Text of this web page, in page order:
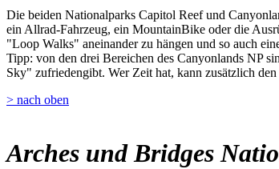
Die beiden Nationalparks Capitol Reef und
ein Allrad-Fahrzeug, ein MountainBike oder die
"Loop Walks" aneinander zu hängen und so auch
Tipp: von den drei Bereichen des Canyonlands NP
Sky" zufriedengibt. Wer Zeit hat, kann zusätzlich
> nach oben
Arches und Bridges